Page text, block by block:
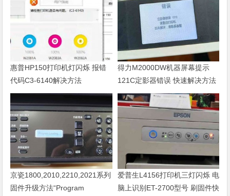
惠普HP150打印机灯闪烁 报错
代码C3-6140解决方法
得力M2000DW机器屏幕提示
121C定影器错误 快速解决方法
京瓷1800,2010,2210,2021系列
固件升级方法“Program
爱普生L4156打印机三灯闪烁 电
脑上识别ET-2700型号 刷固件快